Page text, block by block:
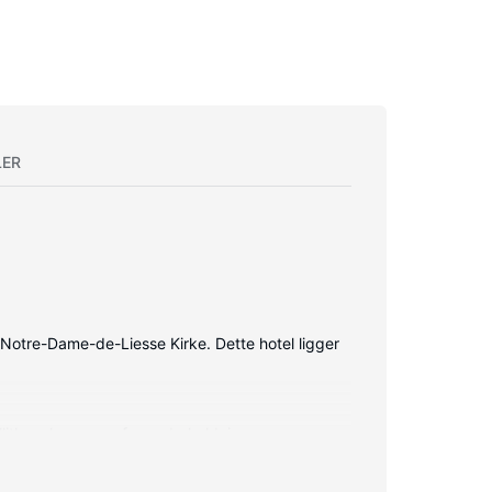
Dame-de-Liesse Kirke. Dette hotel ligger
strygejern/strygebræt.